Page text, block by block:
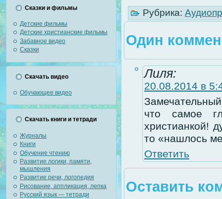
Сказки и фильмы
Детские фильмы
Детские христианские фильмы
Забавное видео
Сказки
Скачать видео
Обучающее видео
Скачать книги и тетради
Журналы
Книги
Обучение чтению
Развитие логики, памяти,
мышления
Развитие речи, логопедия
Рисование, аппликация, лепка
Русский язык — тетради
Рубрика:
Один
Лиля:
20.08.2014 в
что самое
христианкой!
то «нашлось
Ответить
Оставить